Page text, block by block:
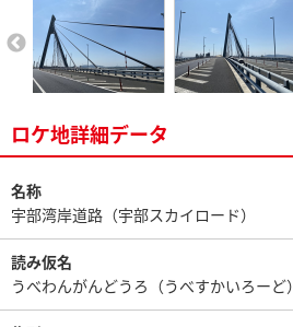
ロケ地詳細データ
名称
宇部湾岸道路（宇部スカイロード）
読み仮名
うべわんがんどうろ（うべすかいろーど）